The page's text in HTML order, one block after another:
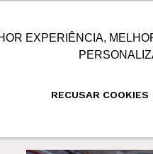
EXPERIÊNCIA,
RECUSAR COOKIES
SUSTENTABILIDADE